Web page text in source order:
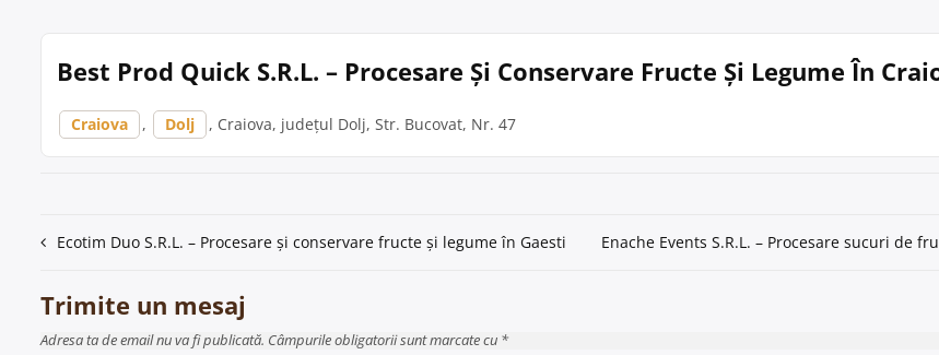
Best Prod Quick S.R.L. – Procesare Și Conservare Fructe Și Legume În
Craiova , Dolj , Craiova, județul Dolj, Str. Bucovat, Nr. 47
Navigare
articole
Ecotim Duo S.R.L. – Procesare și conservare fructe și legume în Gaesti Enache Events S.R.L. – Procesare sucuri de
Trimite un mesaj
Adresa ta de email nu va fi publicată. Câmpurile obligatorii sunt marcate cu *